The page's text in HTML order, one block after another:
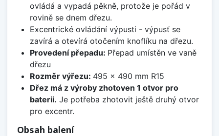
ovládá a vypadá pěkně, protože je pořád v
rovině se dnem dřezu.
Excentrické ovládání výpusti - výpusť se
zavírá a otevírá otočením knoflíku na dřezu.
Provedení přepadu: Přepad umístěn ve vaně
dřezu
Rozměr výřezu: 495 x 490 mm R15
Dřez má z výroby zhotoven 1 otvor pro
baterii. Je potřeba zhotovit ještě druhý otvor
pro excentr.
Obsah balení